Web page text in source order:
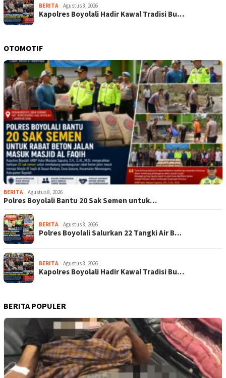
BERITA Agustus 8, 2026
Kapolres Boyolali Hadir Kawal Tradisi Bu…
OTOMOTIF
BERITA Agustus 8, 2026
Polres Boyolali Bantu 20 Sak Semen untuk…
BERITA Agustus 8, 2026
Polres Boyolali Salurkan 22 Tangki Air B…
BERITA Agustus 8, 2026
Kapolres Boyolali Hadir Kawal Tradisi Bu…
BERITA POPULER